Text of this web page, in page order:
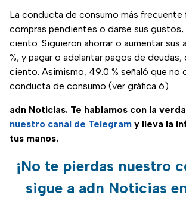
La conducta de consumo más frecuente
compras pendientes o darse sus gustos,
ciento. Siguieron ahorrar o aumentar sus
%, y pagar o adelantar pagos de
ciento. Asimismo, 49.0 % señaló que no
conducta de consumo (ver gráfica 6).
adn Noticias. Te hablamos con la
nuestro canal de Telegram y lleva la
tus manos.
¡No te pierdas nuestro
sigue a adn Noticias